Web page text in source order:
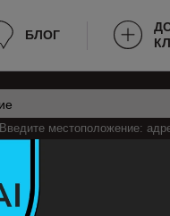
БЛОГ
Введите местоположение: